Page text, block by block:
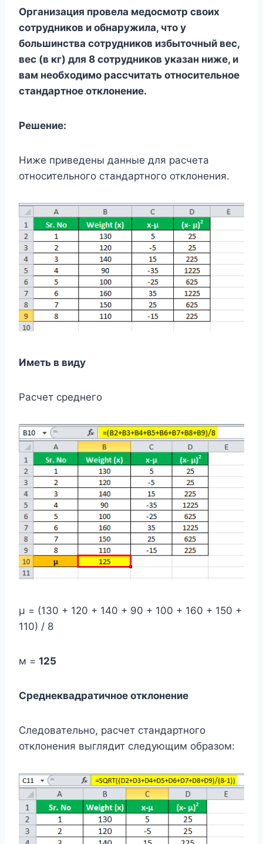
Организация провела медосмотр своих
сотрудников и обнаружила, что у
большинства сотрудников избыточный вес,
вес (в кг) для 8 сотрудников указан ниже, и
вам необходимо рассчитать относительное
стандартное отклонение.
Решение:
Ниже приведены данные для расчета
относительного стандартного отклонения.
Иметь в виду
Расчет среднего
μ = (130 + 120 + 140 + 90 + 100 + 160 + 150 +
110) / 8
м = 125
Среднеквадратичное отклонение
Следовательно, расчет стандартного
отклонения выглядит следующим образом: